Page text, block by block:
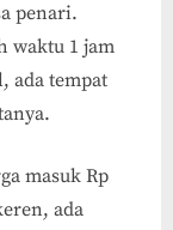
penari.
waktu 1 jam
ada tempat
masuk Rp
ada